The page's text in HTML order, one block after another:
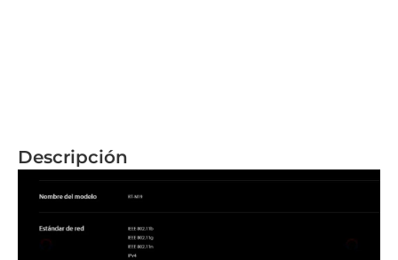
Descripción